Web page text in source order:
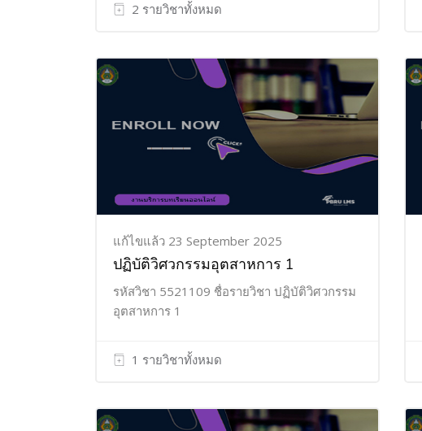
2 รายวิชาทั้งหมด
แก้ไขแล้ว 23 September 2025
ปฏิบัติวิศวกรรมอุตสาหการ 1
รหัสวิชา 5521109 ชื่อรายวิชา ปฏิบัติวิศวกรรม
อุตสาหการ 1
1 รายวิชาทั้งหมด